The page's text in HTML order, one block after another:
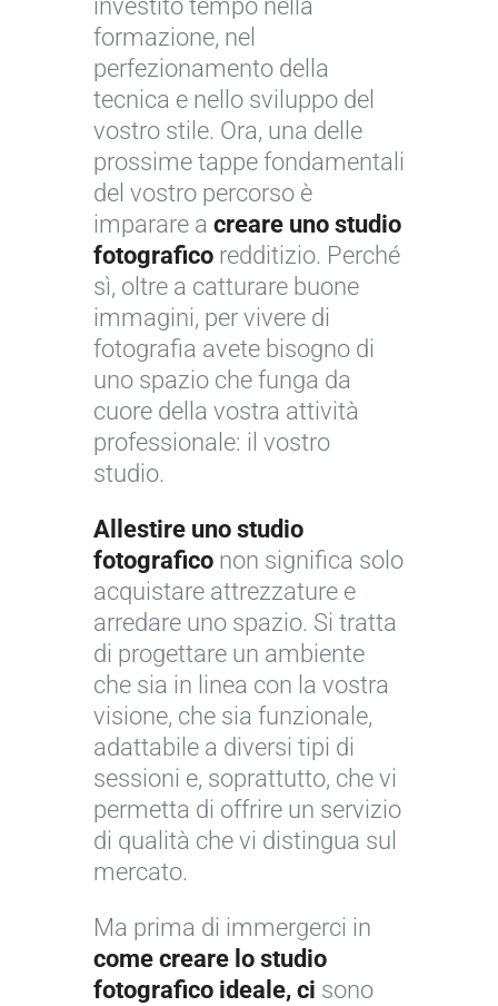
investito tempo nella
formazione, nel
perfezionamento della
tecnica e nello sviluppo del
vostro stile. Ora, una delle
prossime tappe fondamentali
del vostro percorso è
imparare a creare uno studio
fotografico redditizio. Perché
sì, oltre a catturare buone
immagini, per vivere di
fotografia avete bisogno di
uno spazio che funga da
cuore della vostra attività
professionale: il vostro
studio.
Allestire uno studio
fotografico non significa solo
acquistare attrezzature e
arredare uno spazio. Si tratta
di progettare un ambiente
che sia in linea con la vostra
visione, che sia funzionale,
adattabile a diversi tipi di
sessioni e, soprattutto, che vi
permetta di offrire un servizio
di qualità che vi distingua sul
mercato.
Ma prima di immergerci in
come creare lo studio
fotografico ideale, ci sono